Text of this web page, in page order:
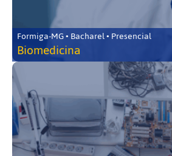
Formiga-MG • Bacharel • Presencial
Biomedicina